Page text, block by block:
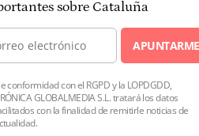
sobre Cataluña
APUNTARME
conformidad con el RGPD y la LOPDGDD,
GLOBALMEDIA S.L. tratará los datos
con la finalidad de remitirle noticias de